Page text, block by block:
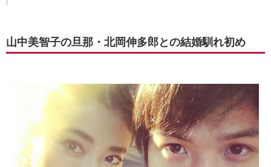
山中美智子の旦那・北岡伸多郎との結婚馴れ初め